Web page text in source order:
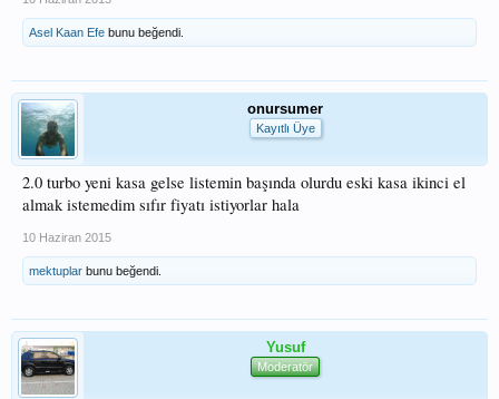
Asel Kaan Efe bunu beğendi.
onursumer
Kayıtlı Üye
2.0 turbo yeni kasa gelse listemin başında olurdu eski kasa ikinci el
almak istemedim sıfır fiyatı istiyorlar hala
10 Haziran 2015
mektuplar bunu beğendi.
Yusuf
Moderatör